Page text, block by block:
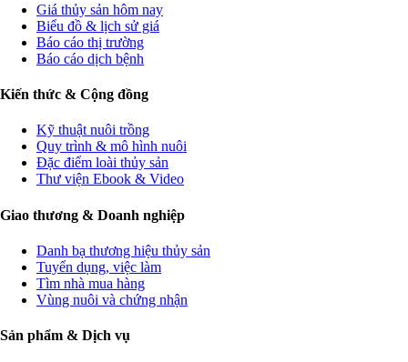
Giá thủy sản hôm nay
Biểu đồ & lịch sử giá
Báo cáo thị trường
Báo cáo dịch bệnh
Kiến thức & Cộng đồng
Kỹ thuật nuôi trồng
Quy trình & mô hình nuôi
Đặc điểm loài thủy sản
Thư viện Ebook & Video
Giao thương & Doanh nghiệp
Danh bạ thương hiệu thủy sản
Tuyển dụng, việc làm
Tìm nhà mua hàng
Vùng nuôi và chứng nhận
Sản phẩm & Dịch vụ